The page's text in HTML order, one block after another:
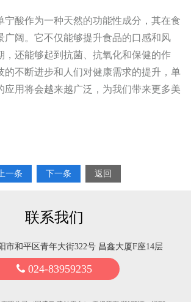
宁酸作为一种天然的功能性成分，其在食
广阔。它不仅能够提升食品的口感和风
，还能够起到抗菌、抗氧化和保健的作
的不断进步和人们对健康需求的提升，单
应用将会越来越广泛，为我们带来更多美
一条 下一条 返回
联系我们
市和平区青年大街322号 昌鑫大厦F座14层
024-83959235